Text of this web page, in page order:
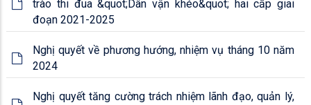
trào thi đua &quot;Dân vận khéo&quot; hai cấp giai
đoạn 2021-2025
Nghị quyết về phương hướng, nhiệm vụ tháng 10 năm
2024
Nghị quyết tăng cường trách nhiệm lãnh đạo, quản lý,